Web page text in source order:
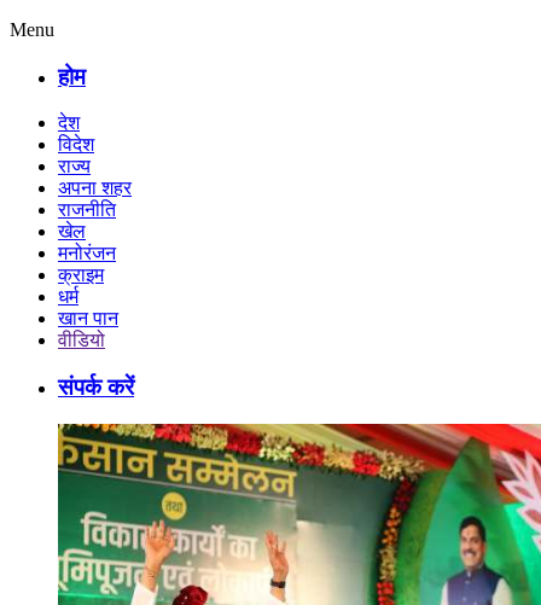
Menu
होम
देश
विदेश
राज्य
अपना शहर
राजनीति
खेल
मनोरंजन
क्राइम
धर्म
खान पान
वीडियो
संपर्क करें